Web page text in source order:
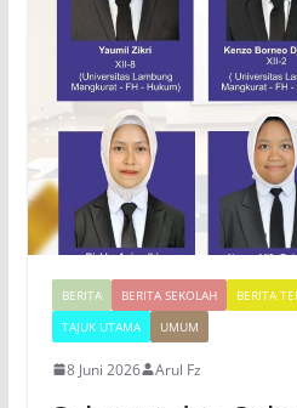
BERITA BERITA SEKOLAH BERITA
TAJUK UTAMA
UMUM
8 Juni 2026 Arul Fz